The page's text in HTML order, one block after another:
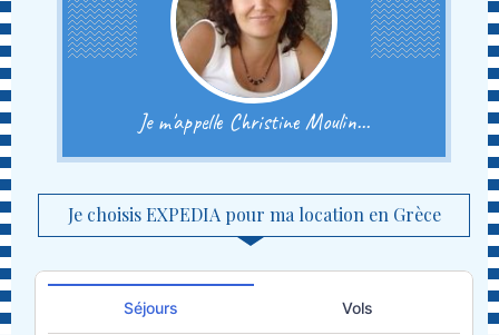
Je m'appelle Christine Moulin...
Je choisis EXPEDIA pour ma location en Grèce